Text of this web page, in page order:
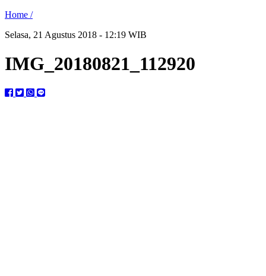
Home /
Selasa, 21 Agustus 2018 - 12:19 WIB
IMG_20180821_112920